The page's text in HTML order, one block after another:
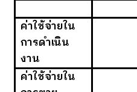
ค่าใช้จ่ายใน
การดำเนิน
งาน
ค่าใช้จ่ายใน